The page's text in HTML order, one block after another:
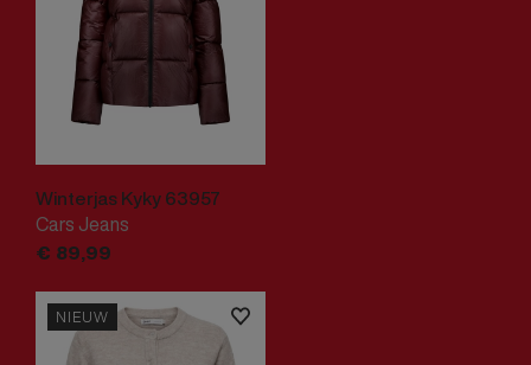
Winterjas Kyky 63957
Cars Jeans
€ 89,99
NIEUW